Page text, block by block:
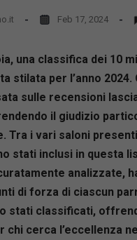
Feb 17, 2024
una classifica dei 10
stilata per l’anno 2024.
sulle recensioni
il giudizio
Tra i vari saloni
stati inclusi in questa
analizzate,
di forza di ciascun
stati classificati,
chi cerca l’eccellenza